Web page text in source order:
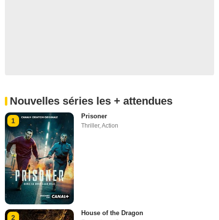
Nouvelles séries les + attendues
1
Prisoner
Thriller,Action
2
House of the Dragon